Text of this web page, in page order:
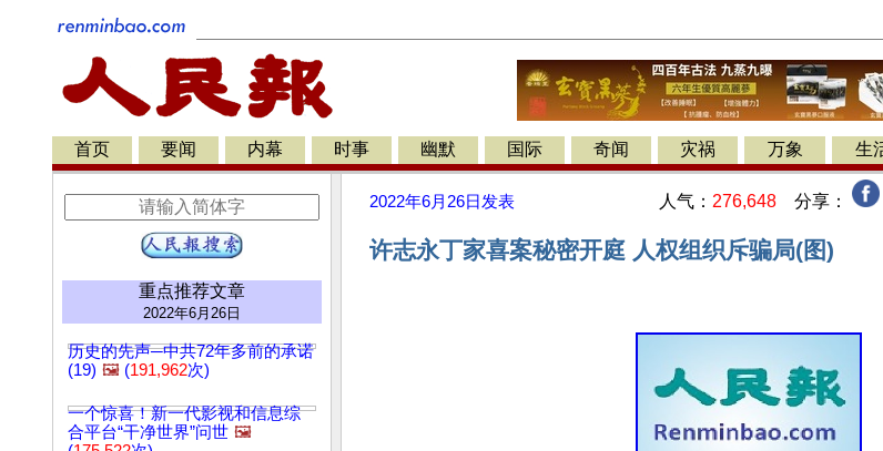
首页 要闻 内幕 时事 幽默 国际 奇闻 灾祸 万象 生
重点推荐文章
2022年6月26日
历史的先声─中共72年多前的承诺
(19) 🖼️ (191,962次)
一个惊喜！新一代影视和信息综
合平台“干净世界”问世 🖼️
2022年6月26日 发表 人气： 276,648 分享：
许志永丁家喜案秘密开庭 人权组织斥骗局(图)